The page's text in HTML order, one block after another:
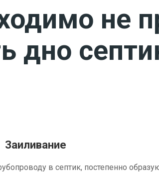
не
дно
Заиливание
в септик, постепенно